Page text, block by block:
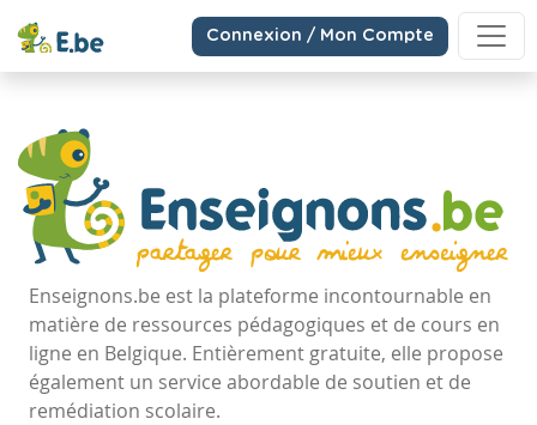
Connexion / Mon Compte
Enseignons.be est la plateforme incontournable en
matière de ressources pédagogiques et de cours en
ligne en Belgique. Entièrement gratuite, elle propose
également un service abordable de soutien et de
remédiation scolaire.